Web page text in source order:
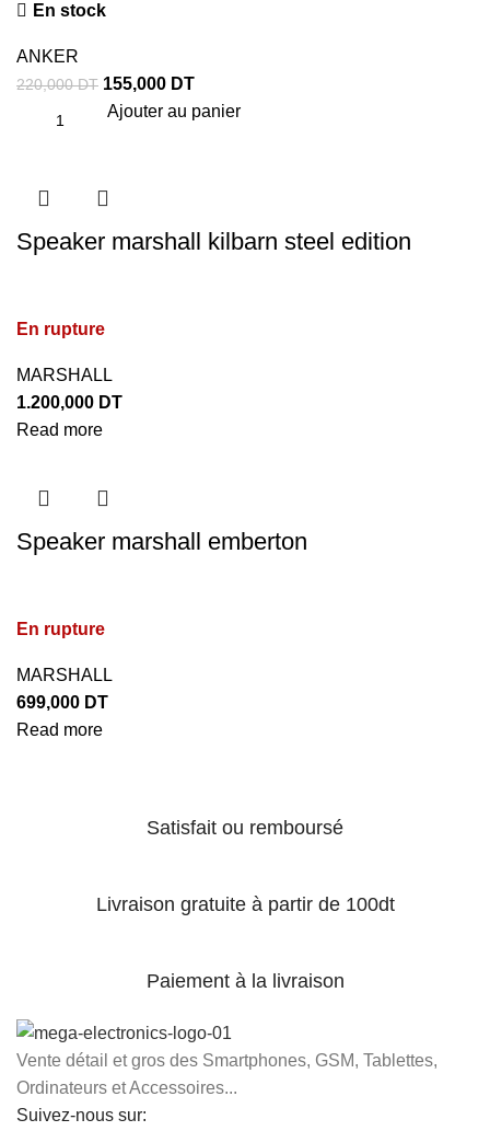
En stock
ANKER
220,000DT 155,000 DT
Ajouter au panier
Speaker marshall kilbarn steel edition
En rupture
MARSHALL
1.200,000 DT
Read more
Speaker marshall emberton
En rupture
MARSHALL
699,000 DT
Read more
Satisfait ou remboursé
Livraison gratuite à partir de 100dt
Paiement à la livraison
Vente détail et gros des Smartphones, GSM, Tablettes,
Ordinateurs et Accessoires...
Suivez-nous sur: